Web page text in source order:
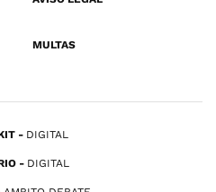
MULTAS
DIGITAL
DIGITAL